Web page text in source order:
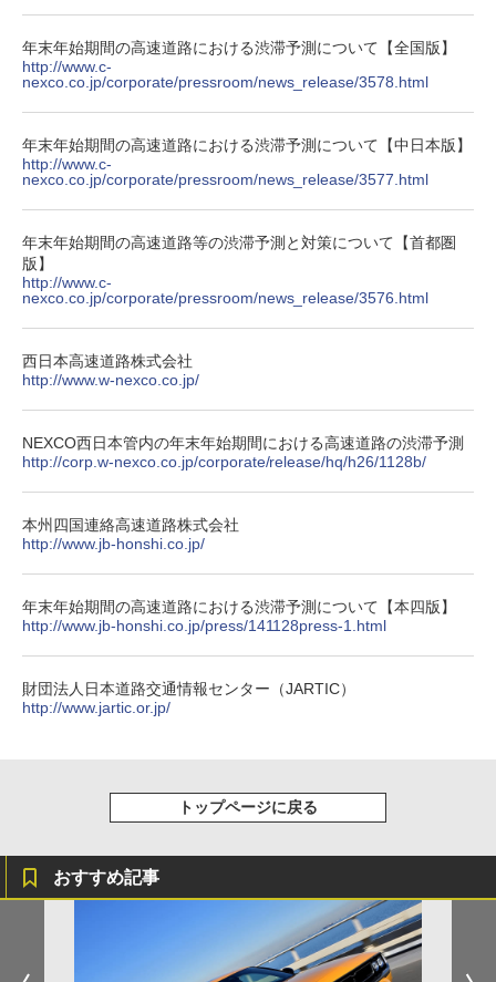
年末年始期間の高速道路における渋滞予測について【全国版】
http://www.c-
nexco.co.jp/corporate/pressroom/news_release/3578.html
年末年始期間の高速道路における渋滞予測について【中日本版】
http://www.c-
nexco.co.jp/corporate/pressroom/news_release/3577.html
年末年始期間の高速道路等の渋滞予測と対策について【首都圏
版】
http://www.c-
nexco.co.jp/corporate/pressroom/news_release/3576.html
西日本高速道路株式会社
http://www.w-nexco.co.jp/
NEXCO西日本管内の年末年始期間における高速道路の渋滞予測
http://corp.w-nexco.co.jp/corporate/release/hq/h26/1128b/
本州四国連絡高速道路株式会社
http://www.jb-honshi.co.jp/
年末年始期間の高速道路における渋滞予測について【本四版】
http://www.jb-honshi.co.jp/press/141128press-1.html
財団法人日本道路交通情報センター（JARTIC）
http://www.jartic.or.jp/
トップページに戻る
おすすめ記事